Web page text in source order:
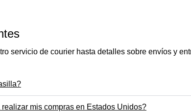
servicio de courier hasta detalles sobre envíos y
mis compras en Estados Unidos?